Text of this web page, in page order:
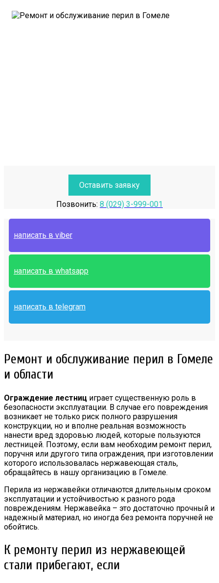
Оставить заявку
Позвонить: 8 (029) 3-999-001
написать в viber
написать в whatsapp
написать в telegram
Ремонт и обслуживание перил в Гомеле
и области
Ограждение лестниц играет существенную роль в
безопасности эксплуатации. В случае его повреждения
возникает не только риск полного разрушения
конструкции, но и вполне реальная возможность
нанести вред здоровью людей, которые пользуются
лестницей. Поэтому, если вам необходим ремонт перил,
поручня или другого типа ограждения, при изготовлении
которого использовалась нержавеющая сталь,
обращайтесь в нашу организацию в Гомеле.
Перила из нержавейки отличаются длительным сроком
эксплуатации и устойчивостью к разного рода
повреждениям. Нержавейка – это достаточно прочный и
надежный материал, но иногда без ремонта поручней не
обойтись.
К ремонту перил из нержавеющей
стали прибегают, если